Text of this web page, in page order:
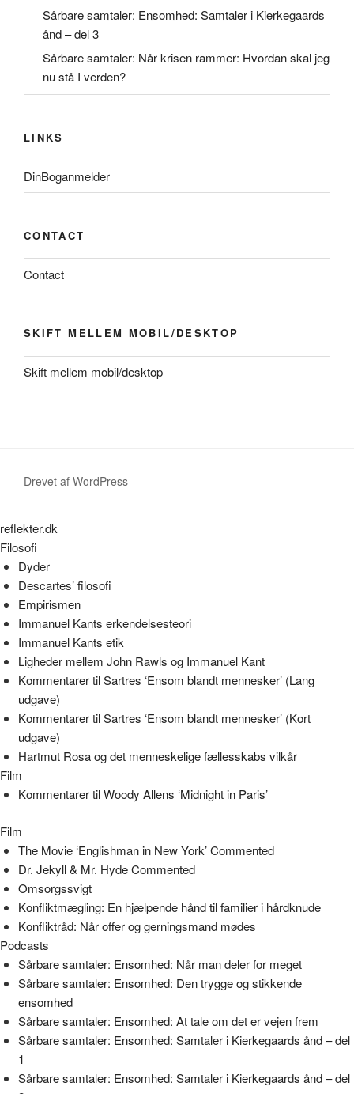
Sårbare samtaler: Ensomhed: Samtaler i Kierkegaards
ånd – del 3
Sårbare samtaler: Når krisen rammer: Hvordan skal jeg
nu stå I verden?
LINKS
DinBoganmelder
CONTACT
Contact
SKIFT MELLEM MOBIL/DESKTOP
Skift mellem mobil/desktop
Drevet af WordPress
reflekter.dk
Filosofi
Dyder
Descartes’ filosofi
Empirismen
Immanuel Kants erkendelsesteori
Immanuel Kants etik
Ligheder mellem John Rawls og Immanuel Kant
Kommentarer til Sartres ‘Ensom blandt mennesker’ (Lang
udgave)
Kommentarer til Sartres ‘Ensom blandt mennesker’ (Kort
udgave)
Hartmut Rosa og det menneskelige fællesskabs vilkår
Film
Kommentarer til Woody Allens ‘Midnight in Paris’
Film
The Movie ‘Englishman in New York’ Commented
Dr. Jekyll & Mr. Hyde Commented
Omsorgssvigt
Konfliktmægling: En hjælpende hånd til familier i hårdknude
Konfliktråd: Når offer og gerningsmand mødes
Podcasts
Sårbare samtaler: Ensomhed: Når man deler for meget
Sårbare samtaler: Ensomhed: Den trygge og stikkende
ensomhed
Sårbare samtaler: Ensomhed: At tale om det er vejen frem
Sårbare samtaler: Ensomhed: Samtaler i Kierkegaards ånd – del
1
Sårbare samtaler: Ensomhed: Samtaler i Kierkegaards ånd – del